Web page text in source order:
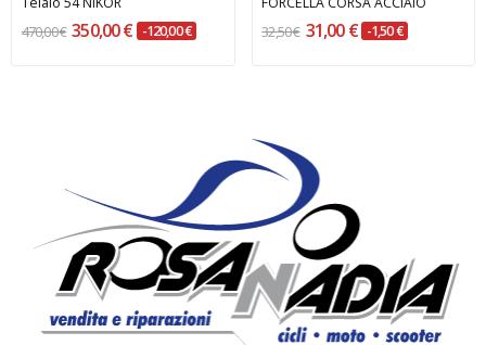
470,00 € 350,00 € -120,00 € 32,50 € 31,00 € -1,50 €